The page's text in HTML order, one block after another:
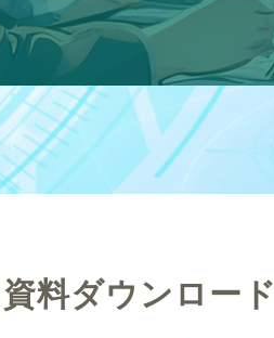
資料ダウンロード